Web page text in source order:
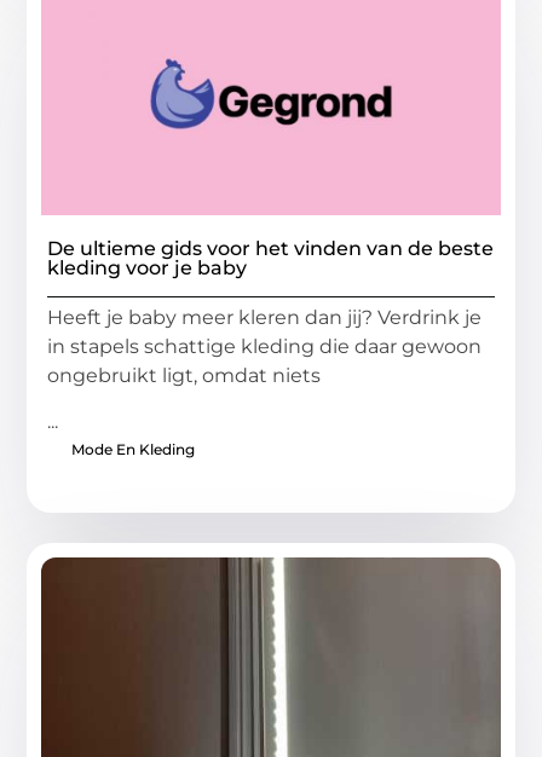
De ultieme gids voor het vinden van de beste
kleding voor je baby
Heeft je baby meer kleren dan jij? Verdrink je
in stapels schattige kleding die daar gewoon
ongebruikt ligt, omdat niets
...
Mode En Kleding